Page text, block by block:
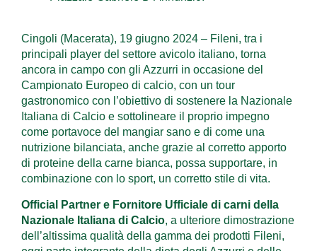
Cingoli (Macerata), 19 giugno 2024 – Fileni, tra i
principali player del settore avicolo italiano, torna
ancora in campo con gli Azzurri in occasione del
Campionato Europeo di calcio, con un tour
gastronomico con l’obiettivo di sostenere la Nazionale
Italiana di Calcio e sottolineare il proprio impegno
come portavoce del mangiar sano e di come una
nutrizione bilanciata, anche grazie al corretto apporto
di proteine della carne bianca, possa supportare, in
combinazione con lo sport, un corretto stile di vita.
Official Partner e Fornitore Ufficiale di carni della
Nazionale Italiana di Calcio, a ulteriore dimostrazione
dell’altissima qualità della gamma dei prodotti Fileni,